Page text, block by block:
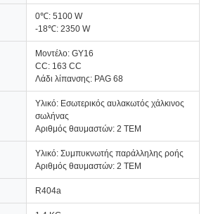
0℃: 5100 W
-18℃: 2350 W
Μοντέλο: GY16
CC: 163 CC
Λάδι λίπανσης: PAG 68
Υλικό: Εσωτερικός αυλακωτός χάλκινος
σωλήνας
Αριθμός θαυμαστών: 2 ΤΕΜ
Υλικό: Συμπυκνωτής παράλληλης ροής
Αριθμός θαυμαστών: 2 ΤΕΜ
R404a